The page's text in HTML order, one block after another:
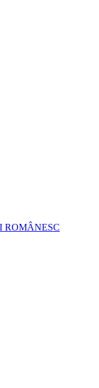
ROMÂNESC